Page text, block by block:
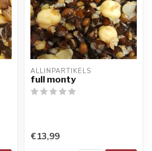
ALLINPARTIKELS
full monty
€13,99